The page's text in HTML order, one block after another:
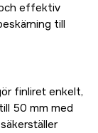
effektiv
till
finliret enkelt,
50 mm med